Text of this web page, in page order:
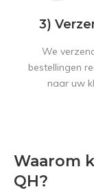
3)
We
bestellingen
naar uw
Waarom
QH?